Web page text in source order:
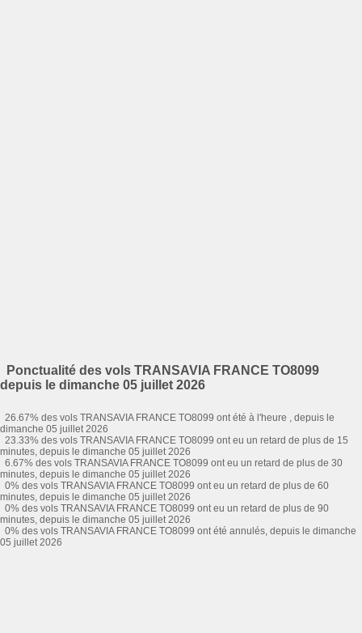
Ponctualité des vols TRANSAVIA FRANCE TO8099
depuis le dimanche 05 juillet 2026
26.67% des vols TRANSAVIA FRANCE TO8099 ont été à l'heure , depuis le
dimanche 05 juillet 2026
23.33% des vols TRANSAVIA FRANCE TO8099 ont eu un retard de plus de 15
minutes, depuis le dimanche 05 juillet 2026
6.67% des vols TRANSAVIA FRANCE TO8099 ont eu un retard de plus de 30
minutes, depuis le dimanche 05 juillet 2026
0% des vols TRANSAVIA FRANCE TO8099 ont eu un retard de plus de 60
minutes, depuis le dimanche 05 juillet 2026
0% des vols TRANSAVIA FRANCE TO8099 ont eu un retard de plus de 90
minutes, depuis le dimanche 05 juillet 2026
0% des vols TRANSAVIA FRANCE TO8099 ont été annulés, depuis le dimanche
05 juillet 2026